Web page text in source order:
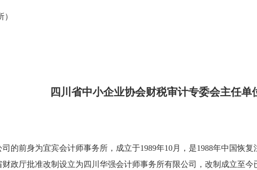
四川省中小企业协会财税审计专委会主任单
的前身为宜宾会计师事务所，成立于1989年10月，是1988年中国恢复
财政厅批准改制设立为四川华强会计师事务所有限公司，改制成立至今